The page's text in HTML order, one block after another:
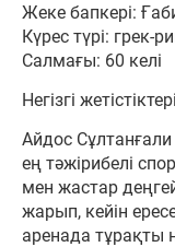
Жеке бапкері:
Күрес түрі: грек-
Салмағы: 60 келі
Негізгі
Айдос Сұлтанғали
ең тәжірибелі
мен жастар
жарып, кейін
аренада тұрақты